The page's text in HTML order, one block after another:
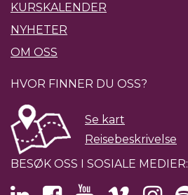
KURSKALENDER
NYHETER
OM OSS
HVOR FINNER DU OSS?
Se kart
Reisebeskrivelse
BESØK OSS I SOSIALE MEDIER: